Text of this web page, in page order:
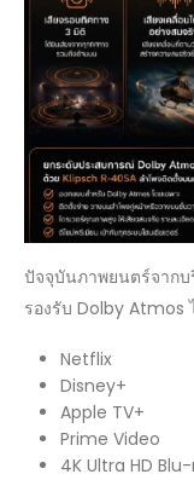
ปัจจุบันภาพยนตร์จาก
รองรับ Dolby Atmos
Netflix
Disney+
Apple TV+
Prime Video
4K Ultra HD